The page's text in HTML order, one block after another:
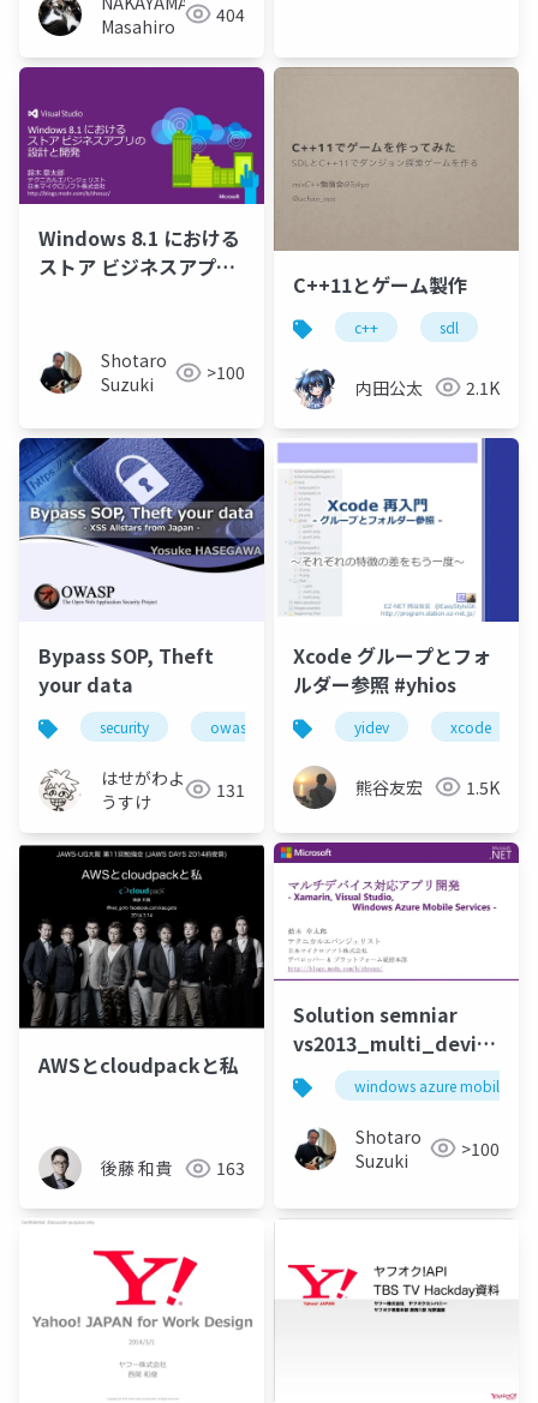
Masahiro
404
Windows 8.1 における
ストア ビジネスアプリ
Shotaro
Suzuki
>100
C++11とゲーム製作
c++ sdl
内田公太 2.1K
Bypass SOP, Theft
your data
security owaspjapan
はせがわよ
うすけ
131
Xcode グループとフォ
ルダー参照 #yhios
yidev xcode
熊谷友宏 1.5K
AWSとcloudpackと私
後藤 和貴 163
Solution semniar
vs2013_multi_device-
20140310windows azure mobile
Shotaro
Suzuki
>100